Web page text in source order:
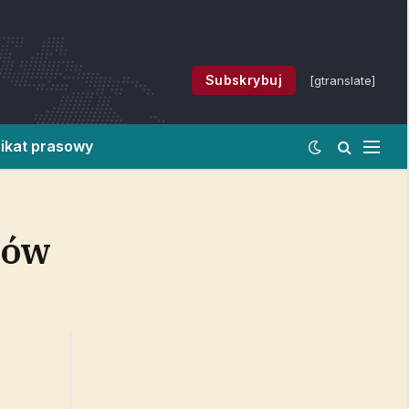
Subskrybuj [gtranslate]
prasowy